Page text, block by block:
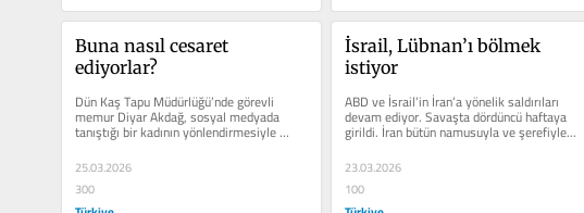
Buna nasıl cesaret
ediyorlar?
Dün Kaş Tapu Müdürlüğü’nde görevli
memur Diyar Akdağ, sosyal medyada
tanıştığı bir kadının yönlendirmesiyle
Adalet Bakanı’na ait...
25.03.2026
300
İsrail, Lübnan’ı bölmek
istiyor
ABD ve İsrail’in İran’a yönelik saldırıları
devam ediyor. Savaşta dördüncü haftaya
girildi. İran bütün namusuyla ve şerefiyle...
23.03.2026
100